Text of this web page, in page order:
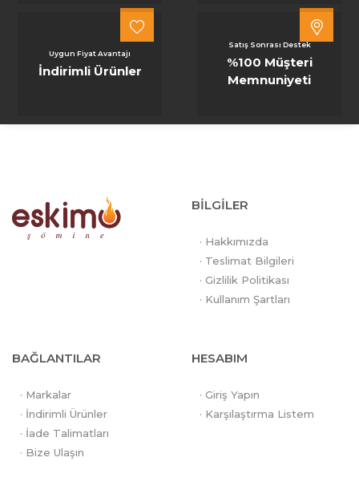
Uygun Fiyat Avantajı
İndirimli Ürünler
Satış Sonrası Destek
%100 Müşteri
Memnuniyeti
BİLGİLER
· Hakkımızda
· Teslimat Bilgileri
· Gizlilik Politikası
· Kullanım Şartları
BAĞLANTILAR
· Markalar
· İndirimli Ürünler
· İade Talimatları
· Bize Ulaşın
HESABIM
· Giriş Yapın
· Karşılaştırma Listem